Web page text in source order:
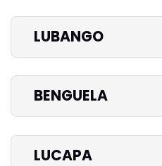
LUBANGO
BENGUELA
LUCAPA